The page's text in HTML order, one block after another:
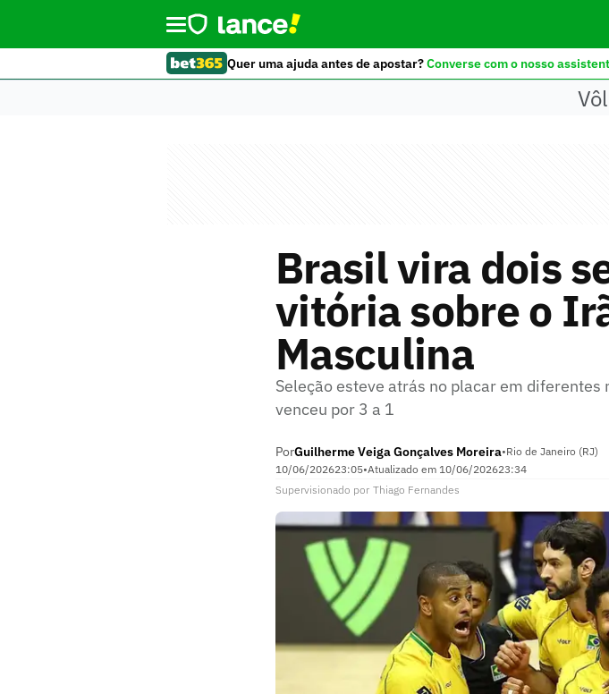
Quer uma ajuda antes de apostar?Converse com o nosso
Brasil vira dois
vitória sobre o
Masculina
Seleção esteve atrás no placar em
venceu por 3 a 1
PorGuilherme Veiga Gonçalves Moreira•Rio de Janeiro (RJ)
10/06/202623:05•Atualizado em 10/06/202623:34
Supervisionado por Thiago Fernandes